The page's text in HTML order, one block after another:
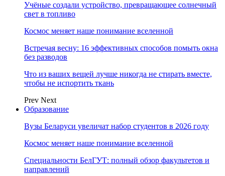
Учёные создали устройство, превращающее солнечный
свет в топливо
Космос меняет наше понимание вселенной
Встречая весну: 16 эффективных способов помыть окна
без разводов
Что из ваших вещей лучше никогда не стирать вместе,
чтобы не испортить ткань
Prev Next
Образование
Вузы Беларуси увеличат набор студентов в 2026 году
Космос меняет наше понимание вселенной
Специальности БелГУТ: полный обзор факультетов и
направлений